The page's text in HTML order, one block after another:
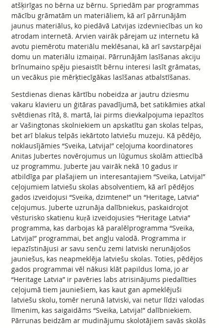
atšķirīgas no bērna uz bērnu. Spriedām par programmas
mācību grāmatām un materiāliem, kā arī pārrunājām
jaunus materiālus, ko piedāvā Latvijas izdevniecības un ko
atrodam internetā. Arvien vairāk pārejam uz internetu kā
avotu piemērotu materiālu meklēsanai, kā arī savstarpējai
domu un materiālu izmaiņai. Pārrunājām lasīšanas akciju
brīnumaino spēju piesaistīt bērnu interesi lasīt grāmatas,
un vecākus pie mērķtiecīgākas lasīšanas atbalstīšanas.
Sestdienas dienas kārtību nobeidza ar jautru dziesmu
vakaru klavieru un ģitāras pavadījumā, bet satikāmies atkal
svētdienas rītā, 8. martā, lai pirms dievkalpojuma iepazītos
ar Vašingtonas skolniekiem un apskatītu gan skolas telpas,
bet arī blakus telpās iekārtoto latviešu muzeju. Kā pēdējo,
noklausījāmies “Sveika, Latvija!” ceļojuma koordinatores
Anitas Jubertes novērojumus un lūgumus skolām attiecībā
uz programmu. Juberte jau vairāk nekā 10 gadus ir
atbildīga par plašajiem un interesantajiem “Sveika, Latvija!”
ceļojumiem latviešu skolas absolventiem, kā arī pēdējos
gados izveidojusi “Sveika, dzimtene!” un “Heritage, Latvia”
ceļojumus. Juberte uzrunāja dalībniekus, paskaidrojot
vēsturisko skatienu kuŗā izveidojusies “Heritage Latvia”
programma, kas darbojas kā paralēlprogramma “Sveika,
Latvija!” programmai, bet angļu valodā. Programma ir
iepazīstinājusi ar savu senču zemi latviski nerunājošos
jauniešus, kas neapmeklēja latviešu skolas. Toties, pēdējos
gados programmai vēl nākusi klāt papildus loma, jo ar
“Heritage Latvia” ir pavēries labs atrisinājums piedalīties
ceļojumā tiem jauniešiem, kas kaut gan apmeklējuši
latviešu skolu, tomēr nerunā latviski, vai netur līdzi valodas
līmenim, kas saigaidāms “Sveika, Latvija!” dalībniekiem.
Pārrunas beidzām ar mudinājumu skolotājiem savās skolās